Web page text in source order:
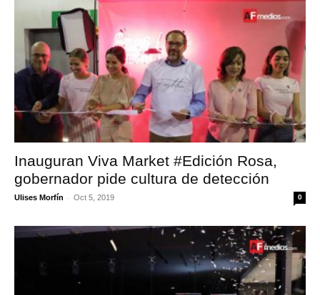
Inauguran Viva Market #Edición Rosa,
gobernador pide cultura de detección
Ulises Morfín - Oct 5, 2019 0